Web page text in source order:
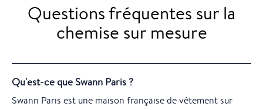
Questions fréquentes sur la
chemise sur mesure
Qu'est-ce que Swann Paris ?
Swann Paris est une maison française de vêtement sur